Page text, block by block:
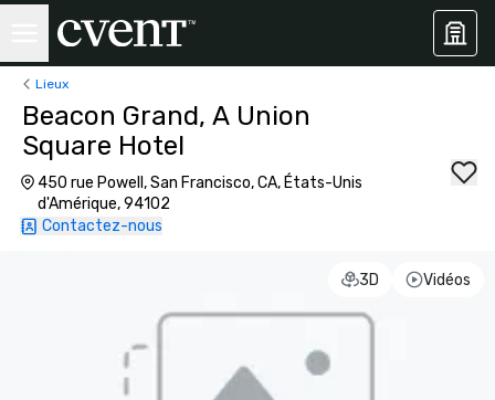
Lieux
Beacon Grand, A Union
Square Hotel
450 rue Powell, San Francisco, CA, États-Unis
d'Amérique, 94102
Contactez-nous
3D Vidéos